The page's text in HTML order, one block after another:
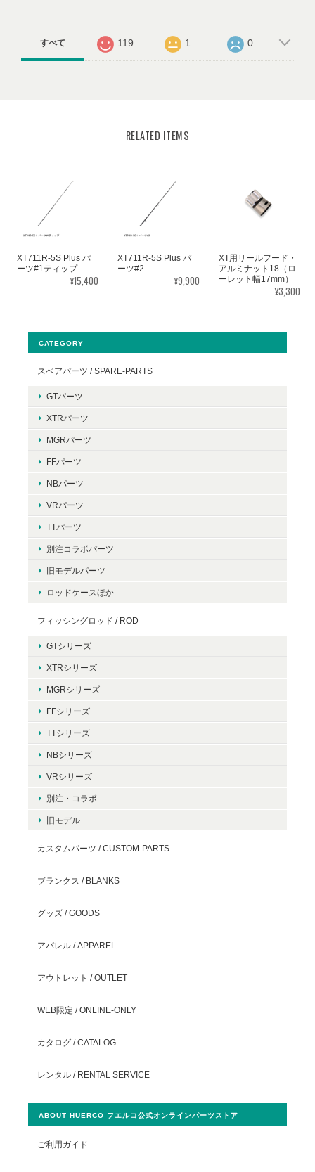
すべて 119 1 0
RELATED ITEMS
XT711R-5S Plus パ
ーツ#1ティップ
¥15,400
XT711R-5S Plus パ
ーツ#2
¥9,900
XT用リールフード・
アルミナット18（ロ
ーレット幅17mm）
¥3,300
CATEGORY
スペアパーツ / SPARE-PARTS
GTパーツ
XTRパーツ
MGRパーツ
FFパーツ
NBパーツ
VRパーツ
TTパーツ
別注コラボパーツ
旧モデルパーツ
ロッドケースほか
フィッシングロッド / ROD
GTシリーズ
XTRシリーズ
MGRシリーズ
FFシリーズ
TTシリーズ
NBシリーズ
VRシリーズ
別注・コラボ
旧モデル
カスタムパーツ / CUSTOM-PARTS
ブランクス / BLANKS
グッズ / GOODS
アパレル / APPAREL
アウトレット / OUTLET
WEB限定 / ONLINE-ONLY
カタログ / CATALOG
レンタル / RENTAL SERVICE
ABOUT HUERCO フエルコ公式オンラインパーツストア
ご利用ガイド